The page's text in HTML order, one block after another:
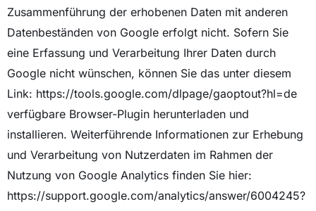
Zusammenführung der erhobenen Daten mit anderen
Datenbeständen von Google erfolgt nicht. Sofern Sie
eine Erfassung und Verarbeitung Ihrer Daten durch
Google nicht wünschen, können Sie das unter diesem
Link: https://tools.google.com/dlpage/gaoptout?hl=de
verfügbare Browser-Plugin herunterladen und
installieren. Weiterführende Informationen zur Erhebung
und Verarbeitung von Nutzerdaten im Rahmen der
Nutzung von Google Analytics finden Sie hier:
https://support.google.com/analytics/answer/6004245?